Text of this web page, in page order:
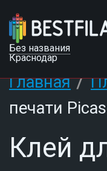
Без названия
Краснодар
Главная/
печати
Клей